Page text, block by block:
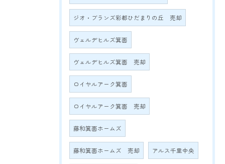
ジオ・ブランズ彩都ひだまりの丘 売却
ヴェルデヒルズ箕面
ヴェルデヒルズ箕面 売却
ロイヤルアーク箕面
ロイヤルアーク箕面 売却
藤和箕面ホームズ
藤和箕面ホームズ 売却 アルス千里中央